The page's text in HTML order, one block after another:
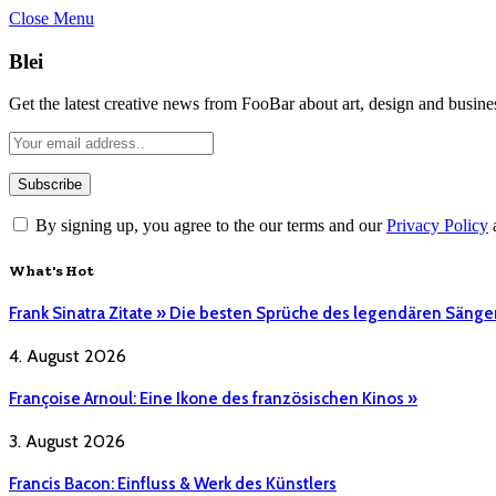
Close Menu
Blei
Get the latest creative news from FooBar about art, design and
By signing up, you agree to the our terms and ourPrivacy Policy
What's Hot
Frank Sinatra Zitate » Die besten Sprüche des legendären
4. August 2026
Françoise Arnoul: Eine Ikone des französischen Kinos »
3. August 2026
Francis Bacon: Einfluss & Werk des Künstlers